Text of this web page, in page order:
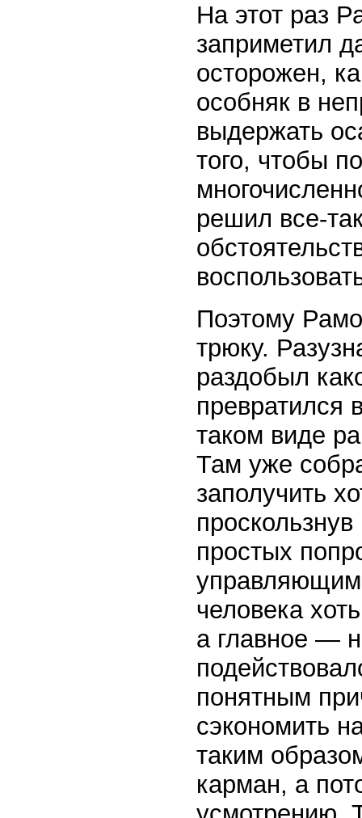
На этот раз
заприметил
осторожен,
особняк в
выдержать
того, чтобы
решил все-
Поэтому
трюку.
раздобыл
превратился
таком виде
Там уже
заполучить
простых
человека
а главное —
понятным
сэкономить
таким
карман, а